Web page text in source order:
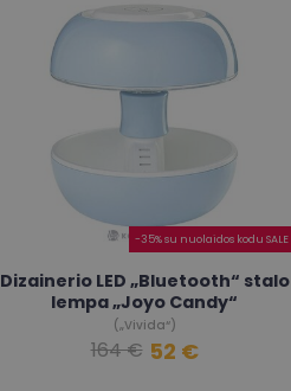
-35% su nuolaidos kodu SALE
Dizainerio LED „Bluetooth“ stalo
lempa „Joyo Candy“
(„Vivida“)
164 € 52 €